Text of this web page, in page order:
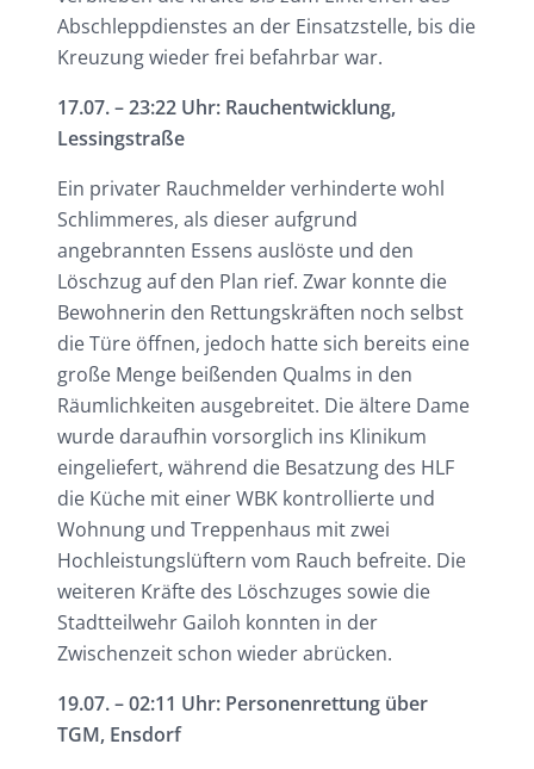
Abschleppdienstes an der Einsatzstelle, bis die
Kreuzung wieder frei befahrbar war.
17.07. – 23:22 Uhr: Rauchentwicklung,
Lessingstraße
Ein privater Rauchmelder verhinderte wohl
Schlimmeres, als dieser aufgrund
angebrannten Essens auslöste und den
Löschzug auf den Plan rief. Zwar konnte die
Bewohnerin den Rettungskräften noch selbst
die Türe öffnen, jedoch hatte sich bereits eine
große Menge beißenden Qualms in den
Räumlichkeiten ausgebreitet. Die ältere Dame
wurde daraufhin vorsorglich ins Klinikum
eingeliefert, während die Besatzung des HLF
die Küche mit einer WBK kontrollierte und
Wohnung und Treppenhaus mit zwei
Hochleistungslüftern vom Rauch befreite. Die
weiteren Kräfte des Löschzuges sowie die
Stadtteilwehr Gailoh konnten in der
Zwischenzeit schon wieder abrücken.
19.07. – 02:11 Uhr: Personenrettung über
TGM, Ensdorf